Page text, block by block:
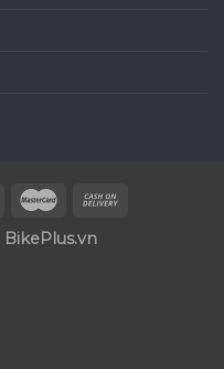
BikePlus.vn